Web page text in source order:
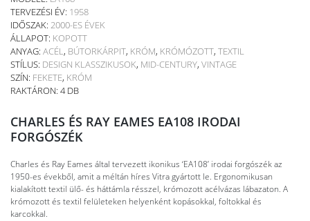
TERVEZÉSI ÉV: 1958
IDŐSZAK: 2000-ES ÉVEK
ÁLLAPOT: KOPOTT
ANYAG: ACÉL, BÚTORKÁRPIT, KRÓM, KRÓMÓZOTT, TEXTIL
STÍLUS: DESIGN KLASSZIKUSOK, MID-CENTURY, VINTAGE
SZÍN: FEKETE, KRÓM
RAKTÁRON: 4 DB
CHARLES ÉS RAY EAMES EA108 IRODAI
FORGÓSZÉK
Charles és Ray Eames által tervezett ikonikus ‘EA108’ irodai forgószék az
1950-es évekből, amit a méltán híres Vitra gyártott le. Ergonomikusan
kialakított textil ülő- és háttámla résszel, krómozott acélvázas lábazaton. A
krómozott és textil felületeken helyenként kopásokkal, foltokkal és
karcokkal.